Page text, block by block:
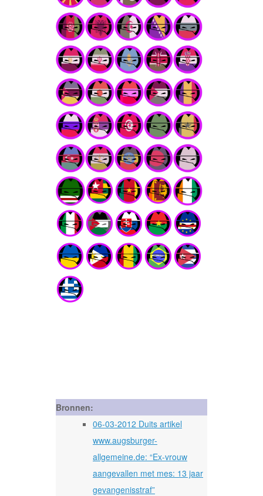
Bronnen:
06-03-2012 Duits artikel
www.augsburger-
allgemeine.de: “Ex-vrouw
aangevallen met mes: 13 jaar
gevangenisstraf”